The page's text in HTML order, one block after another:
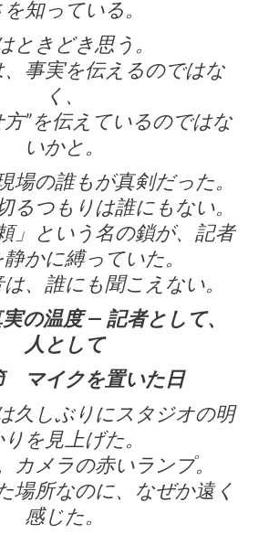
を知っている。
ときどき思う。
、事実を伝えるのではな
く、
方”を伝えているのではな
いかと。
場の誰もが真剣だった。
るつもりは誰にもない。
」という名の鎖が、記者
かに縛っていた。
、誰にも聞こえない。
の温度 ― 記者として、
人として
マイクを置いた日
久しぶりにスタジオの明
りを見上げた。
カメラの赤いランプ。
場所なのに、なぜか遠く
感じた。